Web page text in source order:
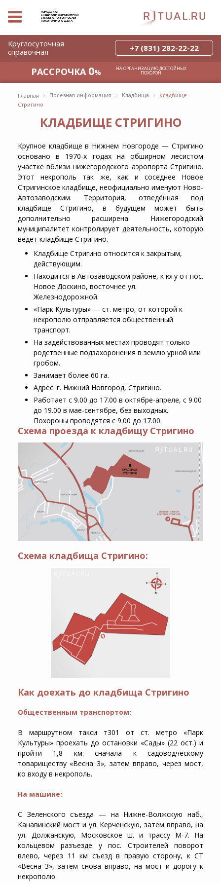
ГОРОДСКАЯ
СПЕЦИАЛИЗИРОВАННАЯ
СЛУЖБА ПО ВОПРОСАМ
ПОХОРОННОГО ДЕЛА
РАССРОЧКА 0% НА ОРГАНИЗАЦИЮ ДОСТОЙНЫХ
ПОХОРОН
Главная › Полезная информация › Кладбища ›
Кладбище
Стригино
КЛАДБИЩЕ СТРИГИНО
Крупное кладбище в Нижнем Новгороде — Стригино
основано в 1970-х годах на обширном лесистом
участке вблизи нижегородского аэропорта Стригино.
Этот некрополь так же, как и соседнее Новое
Стригинское кладбище, неофициально именуют Ново-
Автозаводским. Территория, отведённая под
кладбище Стригино, в будущем может быть
дополнительно расширена. Нижегородский
муниципалитет контролирует деятельность, которую
ведёт кладбище Стригино.
Кладбище Стригино относится к закрытым,
действующим.
Находится в Автозаводском районе, к югу от пос.
Новое Доскино, восточнее ул.
Железнодорожной.
«Парк Культуры» — ст. метро, от которой к
некрополю отправляется общественный
транспорт.
На задействованных местах проводят только
родственные подзахоронения в землю урной или
гробом.
Занимает более 60 га.
Адрес: г. Нижний Новгород, Стригино.
Работает с 9.00 до 17.00 в октябре-апреле, с 9.00
до 19.00 в мае-сентябре, без выходных.
Похороны проводятся с 9.00 до 17.00.
Схема проезда к кладбищу Стригино
Схема кладбища Стригино:
Как доехать до кладбища Стригино
Общественным транспортом:
В маршрутном такси т301 от ст. метро «Парк
Культуры» проехать до остановки «Сады» (22 ост.) и
пройти 1,8 км: сначала к садоводческому
товариществу «Весна 3», затем вправо, через мост,
ко входу в некрополь.
На машине:
С Зеленского съезда — на Нижне-Волжскую наб.,
Канавинский мост и ул. Керченскую, затем вправо, на
ул. Должанскую, Московское ш. и трассу М-7. На
кольцевом разъезде у пос. Строителей поворот
влево, через 11 км съезд в правую сторону, к СТ
«Весна 3», затем снова вправо, на мост и дорогу к
некрополю.
Круглосуточная
справочная
+7 (831) 282-22-22